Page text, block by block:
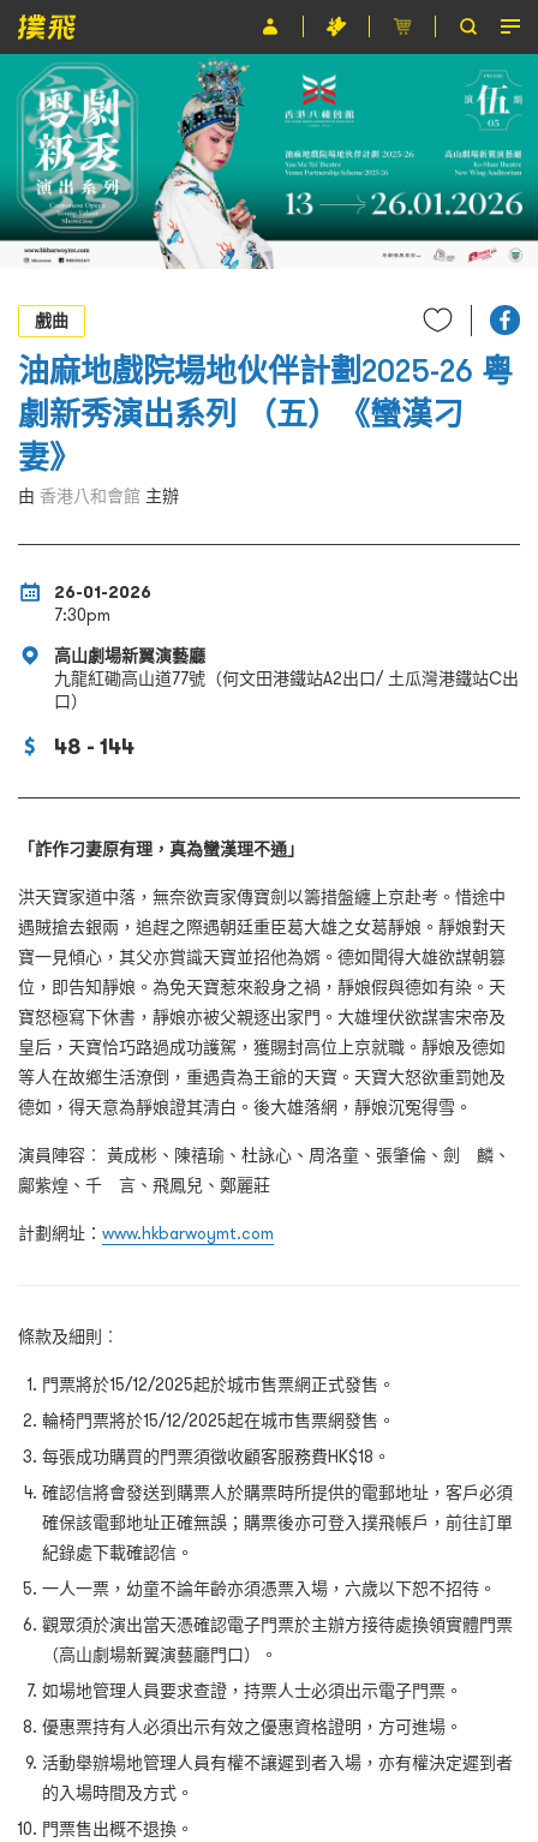
節目
主辦單位
關於撲飛
條款及細則
EN
戲曲
油麻地戲院場地伙伴計劃2025-26 粵
劇新秀演出系列 （五）《蠻漢刁
妻》
由 香港八和會館 主辦
26-01-2026
7:30pm
高山劇場新翼演藝廳
九龍紅磡高山道77號（何文田港鐵站A2出口/ 土瓜灣港鐵站C出
口）
48 - 144
「詐作刁妻原有理，真為蠻漢理不通」
洪天寶家道中落，無奈欲賣家傳寶劍以籌措盤纏上京赴考。惜途中
遇賊搶去銀兩，追趕之際遇朝廷重臣葛大雄之女葛靜娘。靜娘對天
寶一見傾心，其父亦賞識天寶並招他為婿。德如聞得大雄欲謀朝篡
位，即告知靜娘。為免天寶惹來殺身之禍，靜娘假與德如有染。天
寶怒極寫下休書，靜娘亦被父親逐出家門。大雄埋伏欲謀害宋帝及
皇后，天寶恰巧路過成功護駕，獲賜封高位上京就職。靜娘及德如
等人在故鄉生活潦倒，重遇貴為王爺的天寶。天寶大怒欲重罰她及
德如，得天意為靜娘證其清白。後大雄落網，靜娘沉冤得雪。
演員陣容︰ 黃成彬、陳禧瑜、杜詠心、周洛童、張肇倫、劍 麟、
鄺紫煌、千 言、飛鳳兒、鄭麗莊
計劃網址： www.hkbarwoymt.com
條款及細則︰
門票將於15/12/2025起於城市售票網正式發售。
輪椅門票將於15/12/2025起在城市售票網發售。
每張成功購買的門票須徵收顧客服務費HK$18。
確認信將會發送到購票人於購票時所提供的電郵地址，客戶必須
確保該電郵地址正確無誤；購票後亦可登入撲飛帳戶，前往訂單
紀錄處下載確認信。
一人一票，幼童不論年齡亦須憑票入場，六歲以下恕不招待。
觀眾須於演出當天憑確認電子門票於主辦方接待處換領實體門票
（高山劇場新翼演藝廳門口）。
如場地管理人員要求查證，持票人士必須出示電子門票。
優惠票持有人必須出示有效之優惠資格證明，方可進場。
活動舉辦場地管理人員有權不讓遲到者入場，亦有權決定遲到者
的入場時間及方式。
門票售出概不退換。